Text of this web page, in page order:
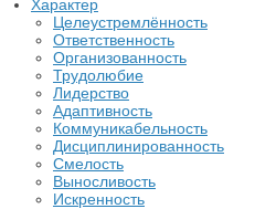
Характер
Целеустремлённость
Ответственность
Организованность
Трудолюбие
Лидерство
Адаптивность
Коммуникабельность
Дисциплинированность
Смелость
Выносливость
Искренность